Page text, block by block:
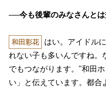
──今も後輩のみなさんと
和田彩花
はい。アイドル
れない子も多いんですね。
でもつながります。"和田
い」と伝えています。都合